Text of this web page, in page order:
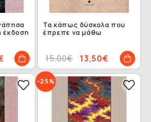
έκδοση
Τα κάπως δύσκολα που
έπρεπε να μάθω
13,50€
15,00€
-25%